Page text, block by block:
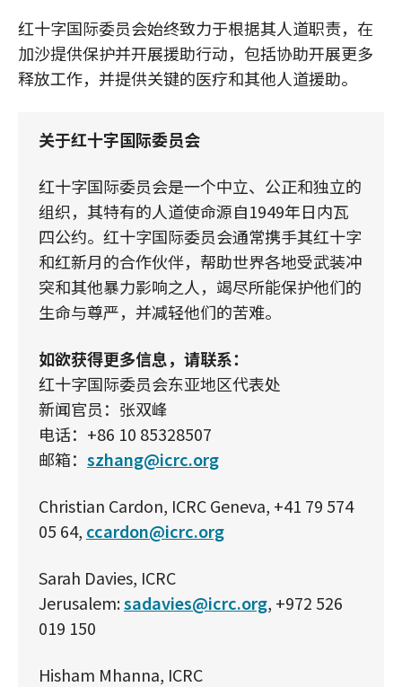
红十字国际委员会始终致力于根据其人道职责，在
加沙提供保护并开展援助行动，包括协助开展更多
释放工作，并提供关键的医疗和其他人道援助。
关于红十字国际委员会
红十字国际委员会是一个中立、公正和独立的
组织，其特有的人道使命源自1949年日内瓦
四公约。红十字国际委员会通常携手其红十字
和红新月的合作伙伴，帮助世界各地受武装冲
突和其他暴力影响之人，竭尽所能保护他们的
生命与尊严，并减轻他们的苦难。
如欲获得更多信息，请联系：
红十字国际委员会东亚地区代表处
新闻官员：张双峰
电话：+86 10 85328507
邮箱： szhang@icrc.org
Christian Cardon, ICRC Geneva, +41 79 574
05 64, ccardon@icrc.org
Sarah Davies, ICRC
Jerusalem:sadavies@icrc.org, +972 526
019 150
Hisham Mhanna, ICRC